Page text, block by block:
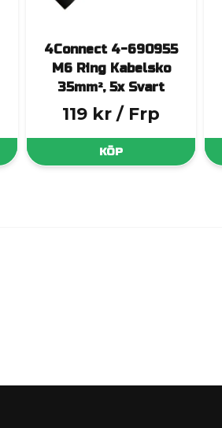
4Connect 4-690955
M6 Ring Kabelsko
35mm², 5x Svart
119 kr / Frp
KÖP